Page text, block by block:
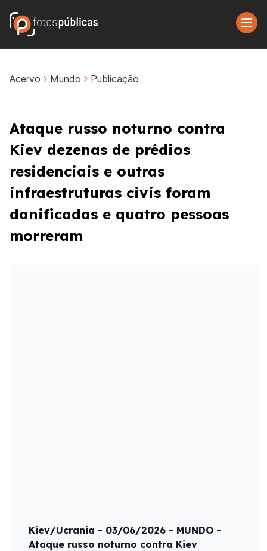
Acervo Mundo Publicação
Ataque russo noturno contra
Kiev dezenas de prédios
residenciais e outras
infraestruturas civis foram
danificadas e quatro pessoas
morreram
Kiev/Ucrania - 03/06/2026 - MUNDO -
Ataque russo noturno contra Kiev